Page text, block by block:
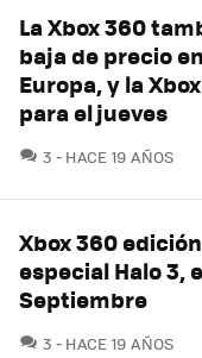
La Xbox 360
baja de precio en
Europa, y la
para el jueves
3 COMENTARIOS
HACE 19 AÑOS
Xbox 360 edición
especial Halo 3,
Septiembre
3 COMENTARIOS
HACE 19 AÑOS